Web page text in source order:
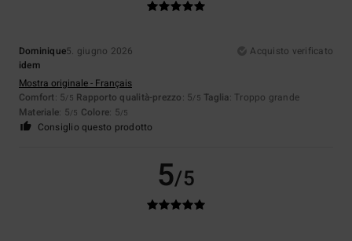
Dominique5. giugno 2026
Acquisto verificato
idem
Mostra originale - Français
Comfort: 5/5 Rapporto qualità-prezzo: 5/5 Taglia: Troppo grande
Materiale: 5/5 Colore: 5/5
Consiglio questo prodotto
5/5